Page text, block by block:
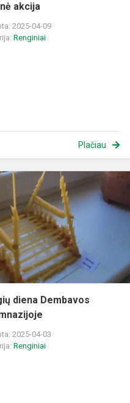
akcija
2025-04-09
Renginiai
Plačiau
diena Dembavos
2025-04-03
Renginiai